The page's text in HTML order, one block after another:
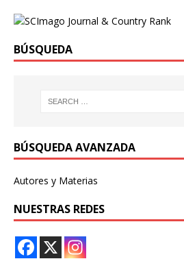
BÚSQUEDA
BÚSQUEDA AVANZADA
Autores y Materias
NUESTRAS REDES